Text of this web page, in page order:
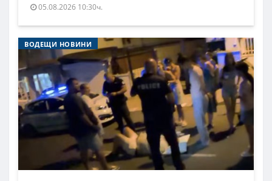
05.08.2026 10:30ч.
ВОДЕЩИ НОВИНИ